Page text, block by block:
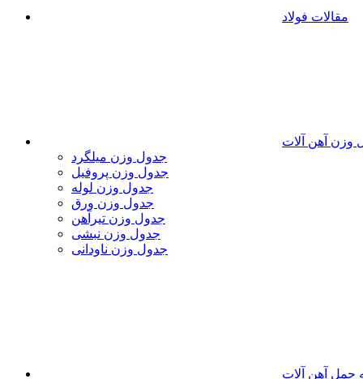
مقالات فولاد
وزن آهن آلات
جدول وزن میلگرد
جدول وزن پروفیل
جدول وزن لوله
جدول وزن ورق
جدول وزن تیرآهن
جدول وزن نبشی
جدول وزن ناودانی
حمل آهن آلات